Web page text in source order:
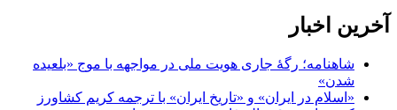
آخرین اخبار
شاهنامه؛ رگۀ جاری هویت ملی در مواجهه با موج «بلعیده
شدن»
«اسلام در ایران» و «تاریخ ایران» با ترجمه کریم کشاورز